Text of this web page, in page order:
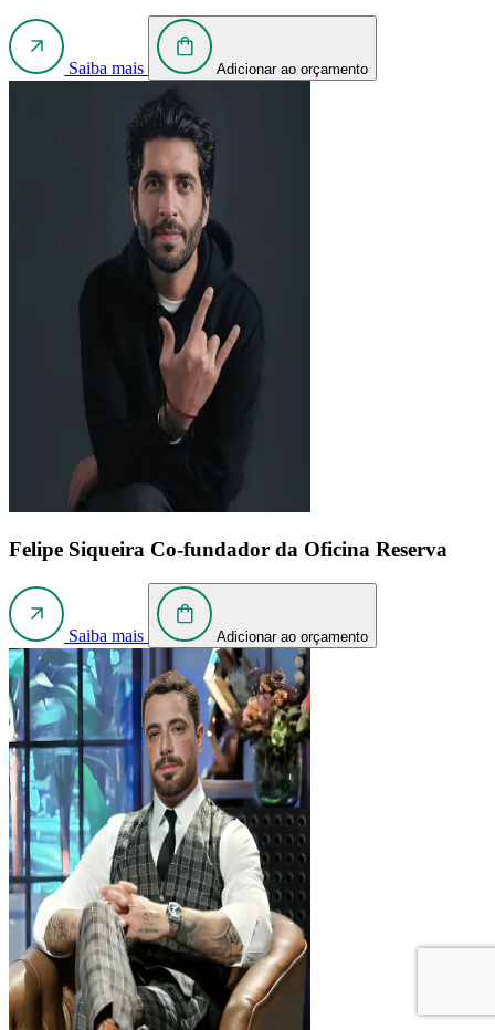
Saiba mais Adicionar ao orçamento
Felipe Siqueira Co-fundador da Oficina Reserva
Saiba mais Adicionar ao orçamento